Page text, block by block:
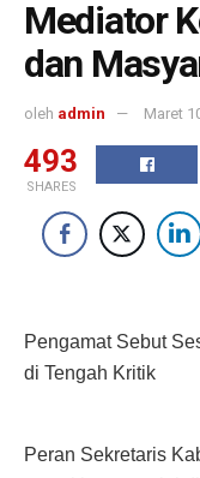
Mediator
dan
oleh admin Maret
493
SHARES
Pengamat Sebut
di Tengah Kritik
Peran Sekretaris